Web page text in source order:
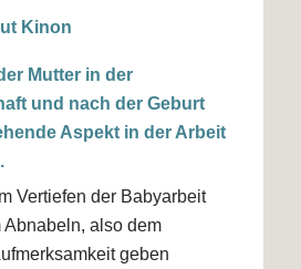
Kinon
Mutter in der
und nach der Geburt
Aspekt in der Arbeit
Vertiefen der Babyarbeit
Abnabeln, also dem
geben